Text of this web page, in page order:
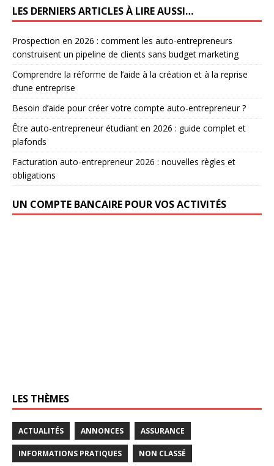
LES DERNIERS ARTICLES À LIRE AUSSI…
Prospection en 2026 : comment les auto-entrepreneurs
construisent un pipeline de clients sans budget marketing
Comprendre la réforme de l’aide à la création et à la reprise
d’une entreprise
Besoin d’aide pour créer votre compte auto-entrepreneur ?
Être auto-entrepreneur étudiant en 2026 : guide complet et
plafonds
Facturation auto-entrepreneur 2026 : nouvelles règles et
obligations
UN COMPTE BANCAIRE POUR VOS ACTIVITÉS
LES THÈMES
ACTUALITÉS ANNONCES ASSURANCE
INFORMATIONS PRATIQUES NON CLASSÉ